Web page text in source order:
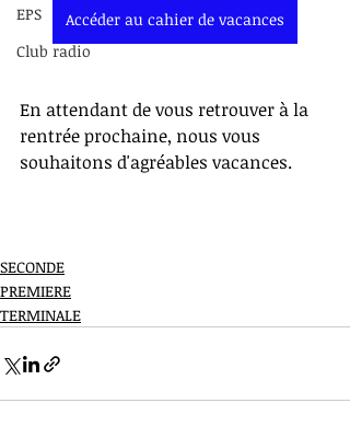
EPS
Club radio
Accéder au cahier de vacances
En attendant de vous retrouver à la
rentrée prochaine, nous vous
souhaitons d'agréables vacances.
SECONDE
PREMIERE
TERMINALE